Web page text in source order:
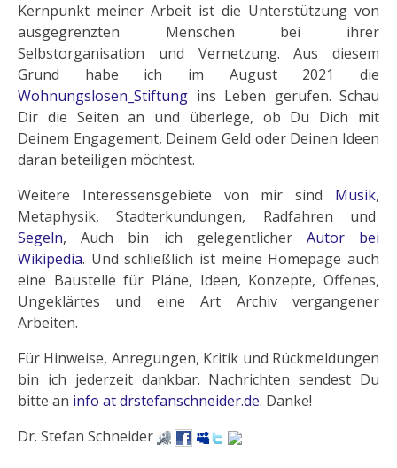
Kernpunkt meiner Arbeit ist die Unterstützung von
ausgegrenzten Menschen bei ihrer
Selbstorganisation und Vernetzung. Aus diesem
Grund habe ich im August 2021 die
Wohnungslosen_Stiftung ins Leben gerufen. Schau
Dir die Seiten an und überlege, ob Du Dich mit
Deinem Engagement, Deinem Geld oder Deinen Ideen
daran beteiligen möchtest.
Weitere Interessensgebiete von mir sind Musik,
Metaphysik, Stadterkundungen, Radfahren und
Segeln, Auch bin ich gelegentlicher Autor bei
Wikipedia. Und schließlich ist meine Homepage auch
eine Baustelle für Pläne, Ideen, Konzepte, Offenes,
Ungeklärtes und eine Art Archiv vergangener
Arbeiten.
Für Hinweise, Anregungen, Kritik und Rückmeldungen
bin ich jederzeit dankbar. Nachrichten sendest Du
bitte an info at drstefanschneider.de. Danke!
Dr. Stefan Schneider